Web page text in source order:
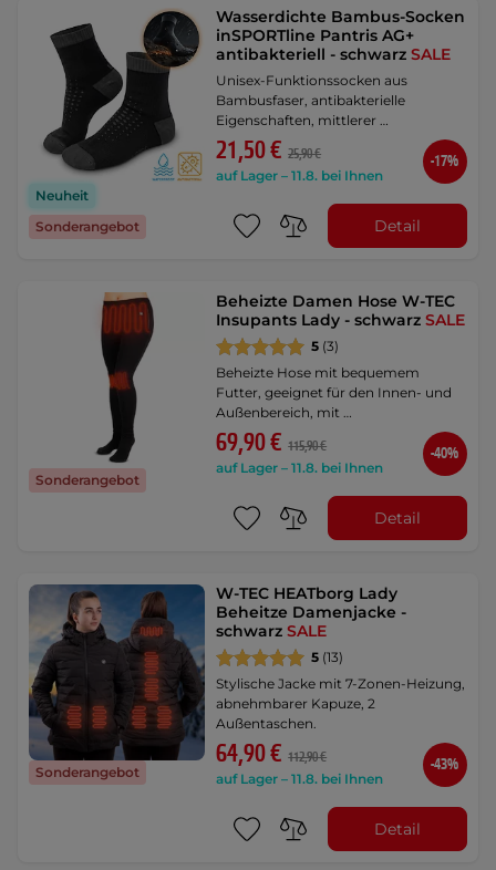
Neuheit
Sonderangebot
Wasserdichte Bambus-Socken
inSPORTline Pantris AG+
antibakteriell - schwarzSALE
Unisex-Funktionssocken aus
Bambusfaser, antibakterielle
Eigenschaften, mittlerer …
21,50 € 25,90 €
auf Lager – 11.8. bei Ihnen
-17%
Detail
Sonderangebot
Beheizte Damen Hose W-TEC
Insupants Lady - schwarzSALE
5 (3)
Beheizte Hose mit bequemem
Futter, geeignet für den Innen- und
Außenbereich, mit …
69,90 € 115,90 €
auf Lager – 11.8. bei Ihnen
-40%
Detail
Sonderangebot
W-TEC HEATborg Lady
Beheitze Damenjacke -
schwarzSALE
5 (13)
Stylische Jacke mit 7-Zonen-Heizung,
abnehmbarer Kapuze, 2
Außentaschen.
64,90 € 112,90 €
auf Lager – 11.8. bei Ihnen
-43%
Detail